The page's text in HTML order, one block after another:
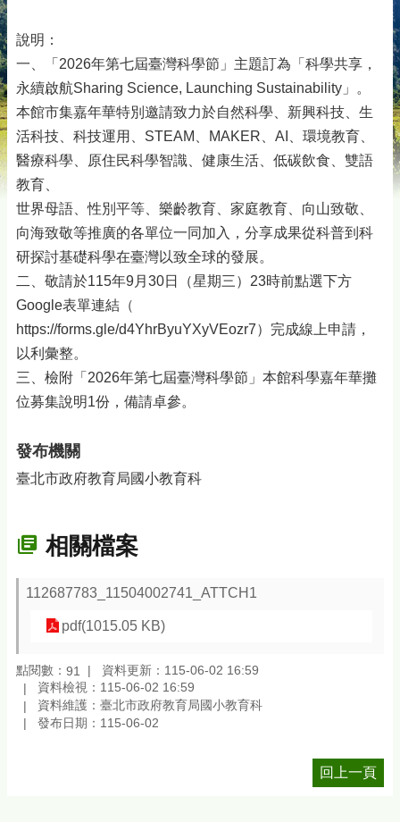
說明：
一、「2026年第七屆臺灣科學節」主題訂為「科學共享，
永續啟航Sharing Science, Launching Sustainability」。
本館市集嘉年華特別邀請致力於自然科學、新興科技、生
活科技、科技運用、STEAM、MAKER、AI、環境教育、
醫療科學、原住民科學智識、健康生活、低碳飲食、雙語
教育、
世界母語、性別平等、樂齡教育、家庭教育、向山致敬、
向海致敬等推廣的各單位一同加入，分享成果從科普到科
研探討基礎科學在臺灣以致全球的發展。
二、敬請於115年9月30日（星期三）23時前點選下方
Google表單連結 （
https://forms.gle/d4YhrByuYXyVEozr7）完成線上申請，
以利彙整。
三、檢附「2026年第七屆臺灣科學節」本館科學嘉年華攤
位募集說明1份，備請卓參。
發布機關
臺北市政府教育局國小教育科
相關檔案
112687783_11504002741_ATTCH1
pdf(1015.05 KB)
點閱數： 91
資料更新：115-06-02 16:59
資料檢視：115-06-02 16:59
資料維護：臺北市政府教育局國小教育科
發布日期：115-06-02
回上一頁